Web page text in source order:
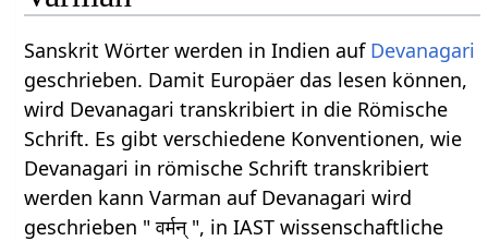
Sanskrit Wörter werden in Indien auf Devanagari
geschrieben. Damit Europäer das lesen können,
wird Devanagari transkribiert in die Römische
Schrift. Es gibt verschiedene Konventionen, wie
Devanagari in römische Schrift transkribiert
werden kann Varman auf Devanagari wird
geschrieben " वर्मन् ", in IAST wissenschaftliche